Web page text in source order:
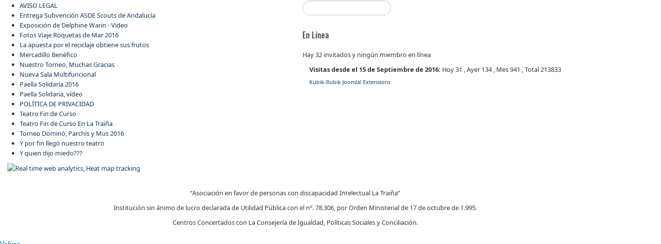
AVISO LEGAL
Entrega Subvención ASDE Scouts de Andalucía
Exposición de Delphine Warin - Video
Fotos Viaje Roquetas de Mar 2016
La apuesta por el reciclaje obtiene sus frutos
Mercadillo Benéfico
Nuestro Torneo, Muchas Gracias
Nueva Sala Multifuncional
Paella Solidaria 2016
Paella Solidaria, vídeo
POLÍTICA DE PRIVACIDAD
Teatro Fin de Curso
Teatro Fin de Curso En La Traiña
Torneo Dominó, Parchís y Mus 2016
Y por fin llegó nuestro teatro
Y quien dijo miedo???
En Línea
Hay 32 invitados y ningún miembro en línea
Visitas desde el 15 de Septiembre de 2016: Hoy 31 , Ayer 134 , Mes 941 , Total 213833
Kubik-Rubik Joomla! Extensions
“Asociación en favor de personas con discapacidad Intelectual La Traiña”
Institución sin ánimo de lucro declarada de Utilidad Pública con el nº. 78.306, por Orden Ministerial de 17 de octubre de 1.995.
Centros Concertados con La Consejería de Igualdad, Políticas Sociales y Conciliación.